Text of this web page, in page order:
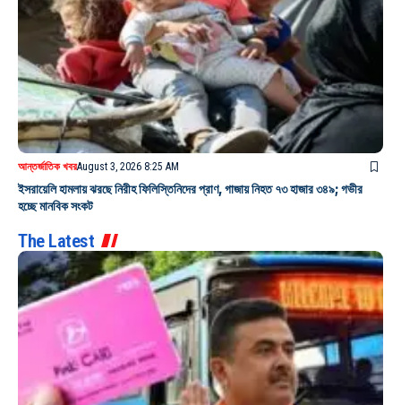
আন্তর্জাতিক খবরAugust 3, 2026 8:25 AM
ইসরায়েলি হামলায় ঝরছে নিরীহ ফিলিস্তিনিদের প্রাণ, গাজায় নিহত ৭৩ হাজার ৩৪৯; গভীর
হচ্ছে মানবিক সংকট
The Latest